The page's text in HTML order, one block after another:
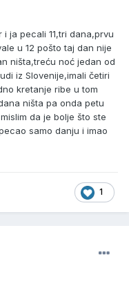
ja pecali 11,tri dana,prvu
u 12 pošto taj dan nije
ništa,treću noć jedan od
iz Slovenije,imali četiri
kretanje ribe u tom
ništa pa onda petu
da je bolje što ste
samo danju i imao
1